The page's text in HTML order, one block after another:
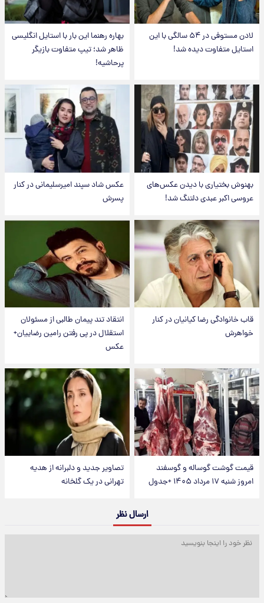
لادن مستوفی در ۵۴ سالگی با این
استایل متفاوت دیده شد!
بهاره رهنما این بار با استایل انگلیسی
ظاهر شد؛ تیپ متفاوت بازیگر
پرحاشیه!
بهنوش بختیاری با دیدن عکس‌های
عروسی اکبر عبدی دلتنگ شد!
عکس شاد سپند امیرسلیمانی در کنار
پسرش
قاب خانوادگی رضا کیانیان در کنار
خواهرش
انتقاد تند پیمان طالبی از مسئولان
استقلال در پی رفتن رامین رضاییان+
عکس
قیمت گوشت گوساله و گوسفند
امروز شنبه ۱۷ مرداد ۱۴۰۵ +جدول
تصاویر جدید و دلبرانه از هدیه
تهرانی در یک گلخانه
ارسال نظر